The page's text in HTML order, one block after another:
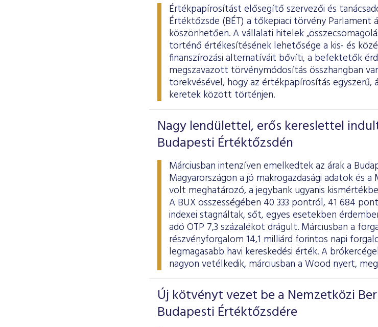
Értékpapírosítást elősegítő szervezői és
Értéktőzsde (BÉT) a tőkepiaci törvény
köszönhetően. A vállalati hitelek
történő értékesítésének lehetősége a kis- és
finanszírozási alternatíváit bővíti, a befektetők
megszavazott törvénymódosítás összhangban
törekvésével, hogy az értékpapírosítás
keretek között történjen.
Nagy lendülettel, erős kereslettel
Budapesti Értéktőzsdén
Márciusban intenzíven emelkedtek az árak a
Magyarországon a jó makrogazdasági adatok és
volt meghatározó, a jegybank ugyanis
A BUX összességében 40 333 pontról, 41 684
indexei stagnáltak, sőt, egyes esetekben
adó OTP 7,3 százalékot drágult. Márciusban a
részvényforgalom 14,1 milliárd forintos napi
legmagasabb havi kereskedési érték. A
nagyon vetélkedik, márciusban a Wood nyert,
Új kötvényt vezet be a Nemzetközi
Budapesti Értéktőzsdére